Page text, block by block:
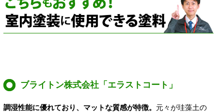
ブライトン株式会社「エラストコート」
調湿性能に優れており、マットな質感が特徴。 元々が珪藻土の